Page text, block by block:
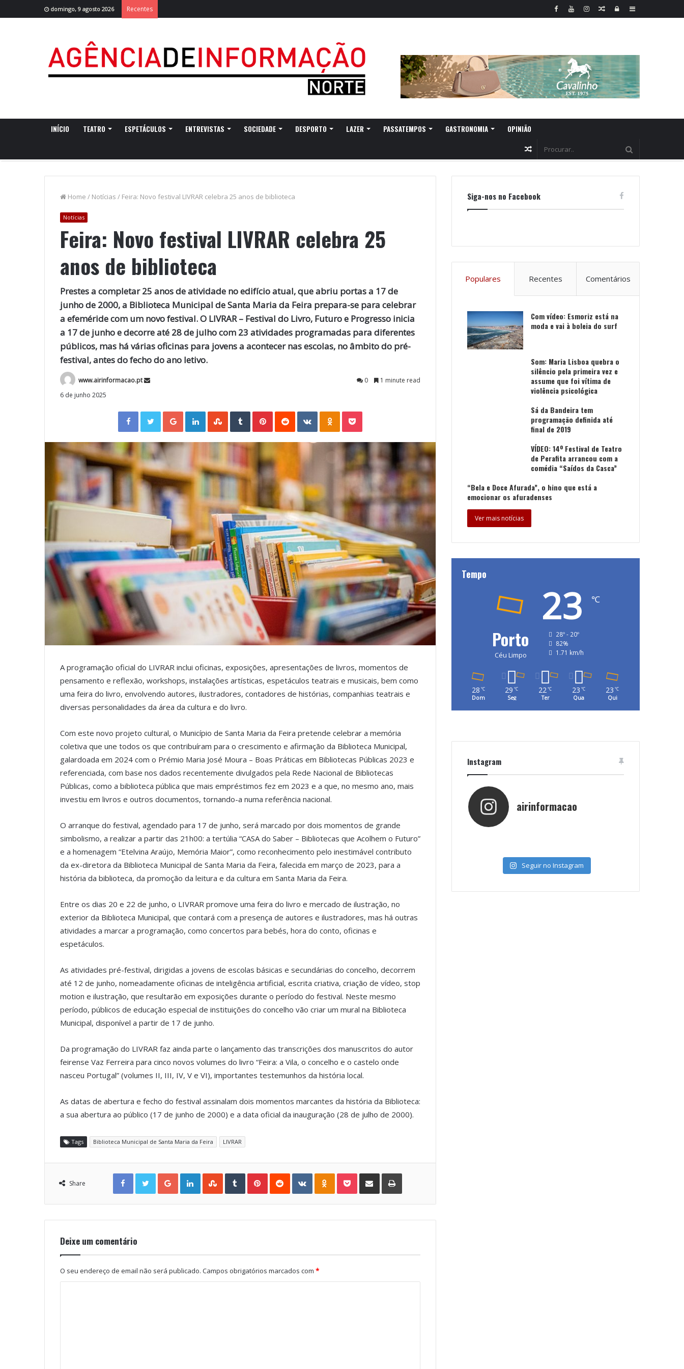
domingo, 9 agosto 2026 Recentes Sidebar
Log
Random
INÍCIO TEATRO ESPETÁCULOS ENTREVISTAS SOCIEDADE DESPORTO LAZER PASSATEMPOS GASTRONOMIA OPINIÃO
Random
Home / Notícias / Feira: Novo festival LIVRAR celebra 25 anos de biblioteca
Notícias
Feira: Novo festival LIVRAR celebra 25
anos de biblioteca
Prestes a completar 25 anos de atividade no edifício atual, que abriu portas a 17 de
junho de 2000, a Biblioteca Municipal de Santa Maria da Feira prepara-se para celebrar
a efeméride com um novo festival. O LIVRAR – Festival do Livro, Futuro e Progresso inicia
a 17 de junho e decorre até 28 de julho com 23 atividades programadas para diferentes
públicos, mas há várias oficinas para jovens a acontecer nas escolas, no âmbito do pré-
festival, antes do fecho do ano letivo.
www.airinformacao.pt 0
1 minute read
6 de junho 2025
Facebook Twitter Google+ LinkedIn StumbleUpon Tumblr VKontakte
A programação oficial do LIVRAR inclui oficinas, exposições, apresentações de livros, momentos de
pensamento e reflexão, workshops, instalações artísticas, espetáculos teatrais e musicais, bem como
uma feira do livro, envolvendo autores, ilustradores, contadores de histórias, companhias teatrais e
diversas personalidades da área da cultura e do livro.
Com este novo projeto cultural, o Município de Santa Maria da Feira pretende celebrar a memória
coletiva que une todos os que contribuíram para o crescimento e afirmação da Biblioteca Municipal,
galardoada em 2024 com o Prémio Maria José Moura – Boas Práticas em Bibliotecas Públicas 2023 e
referenciada, com base nos dados recentemente divulgados pela Rede Nacional de Bibliotecas
Públicas, como a biblioteca pública que mais empréstimos fez em 2023 e a que, no mesmo ano, mais
investiu em livros e outros documentos, tornando-a numa referência nacional.
O arranque do festival, agendado para 17 de junho, será marcado por dois momentos de grande
simbolismo, a realizar a partir das 21h00: a tertúlia “CASA do Saber – Bibliotecas que Acolhem o Futuro”
e a homenagem “Etelvina Araújo, Memória Maior”, como reconhecimento pelo inestimável contributo
da ex-diretora da Biblioteca Municipal de Santa Maria da Feira, falecida em março de 2023, para a
história da biblioteca, da promoção da leitura e da cultura em Santa Maria da Feira.
Entre os dias 20 e 22 de junho, o LIVRAR promove uma feira do livro e mercado de ilustração, no
exterior da Biblioteca Municipal, que contará com a presença de autores e ilustradores, mas há outras
atividades a marcar a programação, como concertos para bebés, hora do conto, oficinas e
espetáculos.
As atividades pré-festival, dirigidas a jovens de escolas básicas e secundárias do concelho, decorrem
até 12 de junho, nomeadamente oficinas de inteligência artificial, escrita criativa, criação de vídeo, stop
motion e ilustração, que resultarão em exposições durante o período do festival. Neste mesmo
período, públicos de educação especial de instituições do concelho vão criar um mural na Biblioteca
Municipal, disponível a partir de 17 de junho.
Da programação do LIVRAR faz ainda parte o lançamento das transcrições dos manuscritos do autor
feirense Vaz Ferreira para cinco novos volumes do livro “Feira: a Vila, o concelho e o castelo onde
nasceu Portugal” (volumes II, III, IV, V e VI), importantes testemunhos da história local.
As datas de abertura e fecho do festival assinalam dois momentos marcantes da história da Biblioteca:
a sua abertura ao público (17 de junho de 2000) e a data oficial da inauguração (28 de julho de 2000).
Tags Biblioteca Municipal de Santa Maria da Feira LIVRAR
Share
Facebook Twitter Google+ LinkedIn StumbleUpon Tumblr Pinterest Reddit VKontakte Odnoklassniki Pocket Share via Email Print
Deixe um comentário
O seu endereço de email não será publicado. Campos obrigatórios marcados com *
Siga-nos no Facebook
Populares Recentes Comentários
Com vídeo: Esmoriz está na
moda e vai à boleia do surf
Som: Maria Lisboa quebra o
silêncio pela primeira vez e
assume que foi vítima de
violência psicológica
Sá da Bandeira tem
programação definida até
final de 2019
VÍDEO: 14º Festival de Teatro
de Perafita arrancou com a
comédia “Saídos da Casca”
“Bela e Doce Afurada”, o hino que está a
emocionar os afuradenses
Ver mais notícias
Tempo
Porto
Céu Limpo
23 ℃
28º - 20º
82%
1.71 km/h
28 ℃
Dom
29 ℃
Seg
22℃
Ter
23 ℃
Qua
23 ℃
Qui
Instagram
airinformacao
Seguir no Instagram